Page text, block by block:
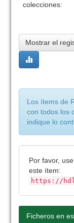
colecciones:
Mostrar el
Los ítems de
con todos los
indique lo
Por favor,
este ítem:
https://
Ficheros en